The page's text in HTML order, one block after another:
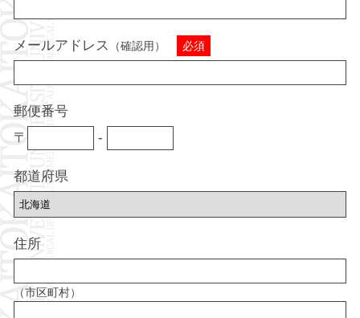
メールアドレス （確認用） 必須
郵便番号
〒
-
都道府県
住所
（市区町村）